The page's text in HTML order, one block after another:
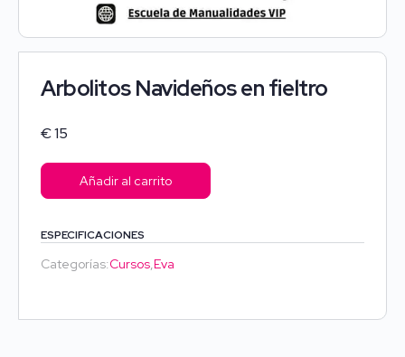
Arbolitos Navideños en fieltro
€15
Añadir al carrito
ESPECIFICACIONES
Categorías:Cursos,Eva